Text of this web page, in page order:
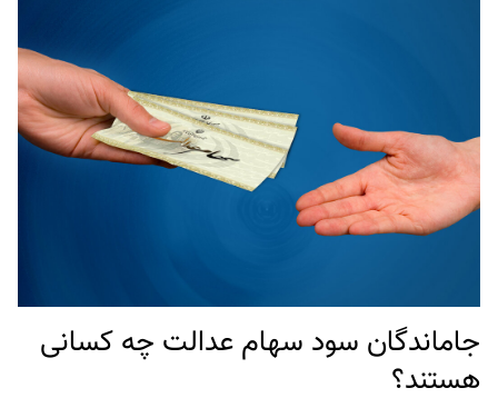
جاماندگان سود سهام عدالت چه کسانی
هستند؟